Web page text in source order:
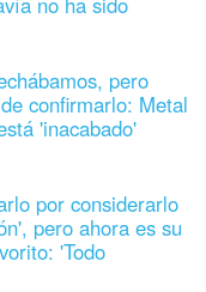
pero
confirmarlo: Metal
'inacabado'
por considerarlo
pero ahora es su
'Todo